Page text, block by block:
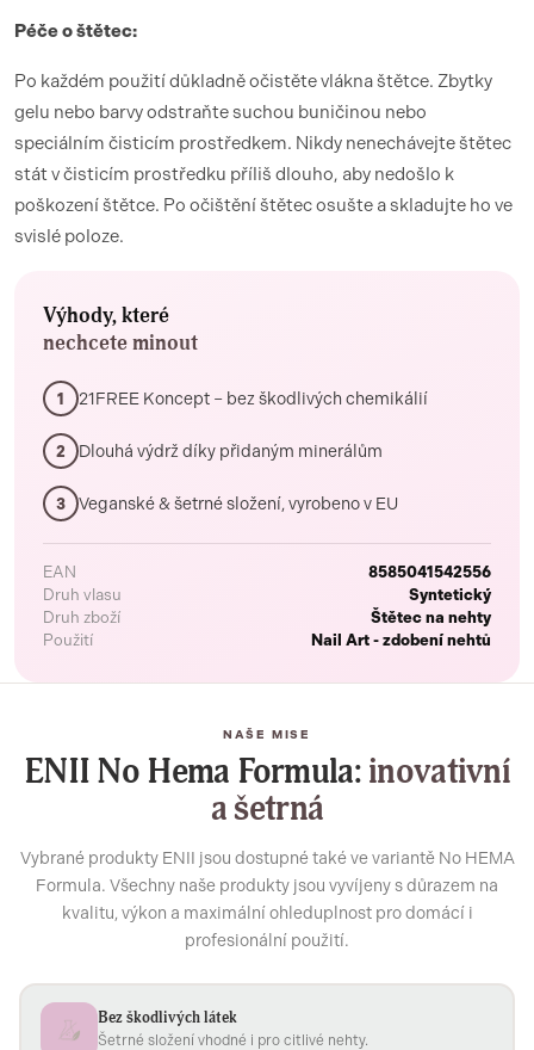
Péče o štětec:
Po každém použití důkladně očistěte vlákna štětce. Zbytky
gelu nebo barvy odstraňte suchou buničinou nebo
speciálním čisticím prostředkem. Nikdy nenechávejte štětec
stát v čisticím prostředku příliš dlouho, aby nedošlo k
poškození štětce. Po očištění štětec osušte a skladujte ho ve
svislé poloze.
Výhody, které
nechcete minout
1 21FREE Koncept – bez škodlivých chemikálií
2 Dlouhá výdrž díky přidaným minerálům
3 Veganské & šetrné složení, vyrobeno v EU
EAN
8585041542556
Druh vlasu
Syntetický
Druh zboží
Štětec na nehty
Použití
Nail Art - zdobení nehtů
NAŠE MISE
ENII No Hema Formula:inovativní
a šetrná
Vybrané produkty ENII jsou dostupné také ve variantě No HEMA
Formula. Všechny naše produkty jsou vyvíjeny s důrazem na
kvalitu, výkon a maximální ohleduplnost pro domácí i
profesionální použití.
Bez škodlivých látek
Šetrné složení vhodné i pro citlivé nehty.